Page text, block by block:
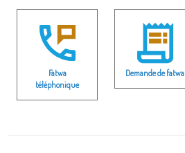
Fatwa
téléphonique
Demande de fatwa